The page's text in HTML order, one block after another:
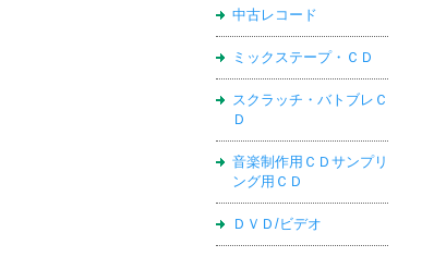
中古レコード
ミックステープ・ＣＤ
スクラッチ・バトブレＣ
Ｄ
音楽制作用ＣＤサンプリ
ング用ＣＤ
ＤＶＤ/ビデオ